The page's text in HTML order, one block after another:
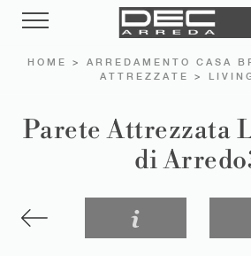
HOME > ARREDAMENTO CASA
ATTREZZATE
>
Parete Attrezzata
di